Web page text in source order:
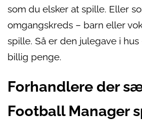
som du elsker at spille. Eller
omgangskreds – barn eller
spille. Så er den julegave i
billig penge.
Forhandlere der
Football Manager